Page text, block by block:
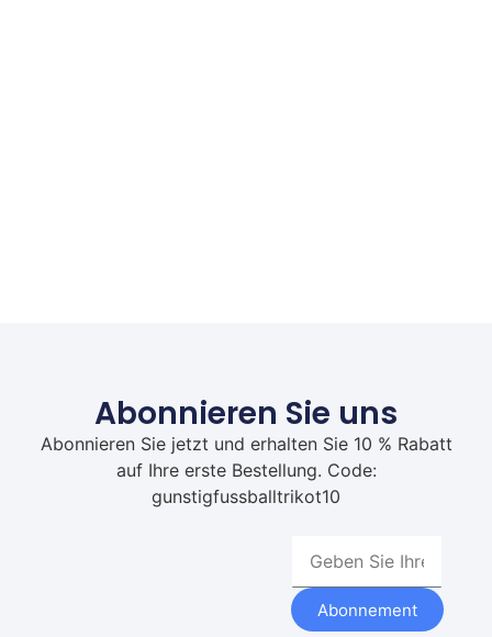
Abonnieren Sie uns
Abonnieren Sie jetzt und erhalten Sie 10 % Rabatt
auf Ihre erste Bestellung. Code:
gunstigfussballtrikot10
Abonnement